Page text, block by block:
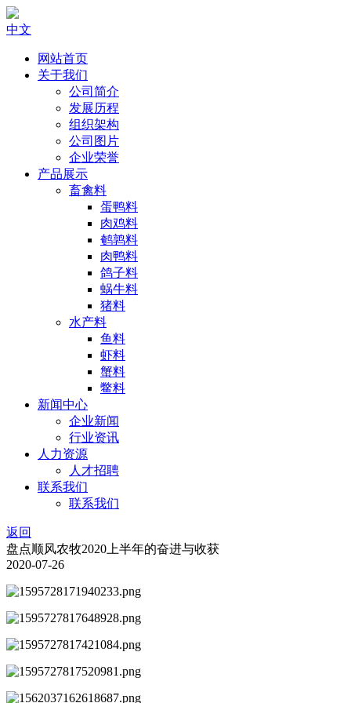
中文
网站首页
关于我们
公司简介
发展历程
组织架构
公司图片
企业荣誉
产品展示
畜禽料
蛋鸭料
肉鸡料
鹌鹑料
肉鸭料
鸽子料
蜗牛料
猪料
水产料
鱼料
虾料
蟹料
鳖料
新闻中心
企业新闻
行业资讯
人力资源
人才招聘
联系我们
联系我们
返回
盘点顺风农牧2020上半年的奋进与收获
2020-07-26